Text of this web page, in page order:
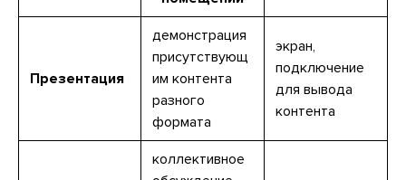
Презентация
демонстрация
присутствующ
им контента
разного
формата
экран,
подключение
для вывода
контента
коллективное